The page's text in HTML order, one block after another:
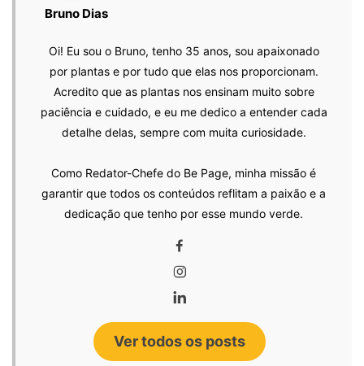
Bruno Dias
Oi! Eu sou o Bruno, tenho 35 anos, sou apaixonado
por plantas e por tudo que elas nos proporcionam.
Acredito que as plantas nos ensinam muito sobre
paciência e cuidado, e eu me dedico a entender cada
detalhe delas, sempre com muita curiosidade.
Como Redator-Chefe do Be Page, minha missão é
garantir que todos os conteúdos reflitam a paixão e a
dedicação que tenho por esse mundo verde.
Ver todos os posts